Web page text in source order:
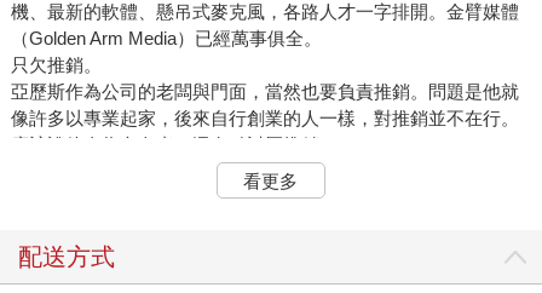
機、最新的軟體、懸吊式麥克風，各路人才一字排開。金臂媒體
（Golden Arm Media）已經萬事俱全。
只欠推銷。
亞歷斯作為公司的老闆與門面，當然也要負責推銷。問題是他就
像許多以專業起家，後來自行創業的人一樣，對推銷並不在行。
應該說他身為內向者，還有點討厭推銷。
他初中畢業時，口吃的毛病很明顯，一直都沒什麼自信。他本來
就有點害羞，討厭與陌生人閒談，又因為口吃，說話更是能免則
快轉到幾年後，亞歷斯從無到有，設立了攝影工作室。這是一家
看更多
配送方式